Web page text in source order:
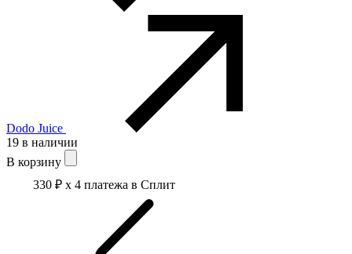
Dodo Juice
19 в наличии
В корзину
330 ₽x 4 платежа в Сплит